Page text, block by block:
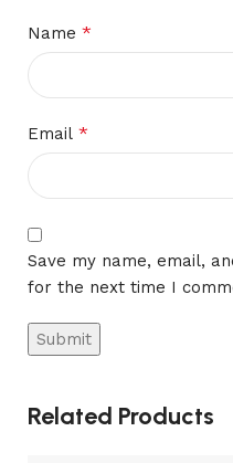
Name *
Email *
Save my name, email,
for the next time I
Related Products